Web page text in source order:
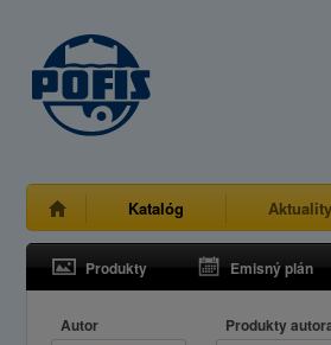
Katalóg Aktuality
Produkty Emisný plán
Autor Produkty